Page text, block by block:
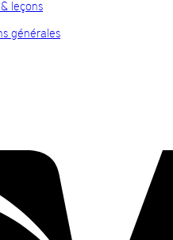
leçons
générales